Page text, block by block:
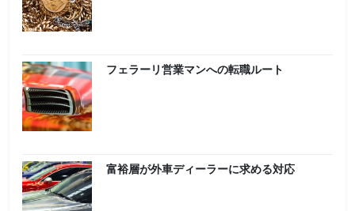
フェラーリ営業マンへの転職ルート
富裕層が外車ディーラーに求める対応